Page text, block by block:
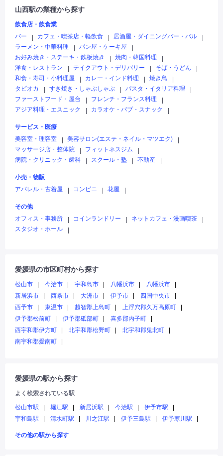
山西駅の業種から探す
飲食店・飲食業
バー
カフェ・喫茶店・軽飲食 居酒屋・ダイニングバー・バル
ラーメン・中華料理
パン屋・ケーキ屋
お好み焼き・ステーキ・鉄板焼き
焼肉・韓国料理
洋食・レストラン
テイクアウト・デリバリー そば・うどん
和食・寿司・小料理屋
カレー・インド料理 焼き鳥
タピオカ
すき焼き・しゃぶしゃぶ パスタ・イタリア料理
ファーストフード・屋台
フレンチ・フランス料理
アジア料理・エスニック
カラオケ・パブ・スナック
サービス・医療
美容室・理容室
美容サロン(エステ・ネイル・マツエク)
マッサージ店・整体院
フィットネスジム
病院・クリニック・歯科
スクール・塾 不動産
小売・物販
アパレル・古着屋
コンビニ 花屋
その他
オフィス・事務所
コインランドリー ネットカフェ・漫画喫茶
スタジオ・ホール
愛媛県の市区町村から探す
松山市 今治市 宇和島市 八幡浜市
八幡浜市
新居浜市
西条市 大洲市 伊予市
四国中央市
西予市
東温市 越智郡上島町
上浮穴郡久万高原町
伊予郡松前町
伊予郡砥部町
喜多郡内子町
西宇和郡伊方町
北宇和郡松野町
北宇和郡鬼北町
南宇和郡愛南町
愛媛県の駅から探す
よく検索されている駅
松山市駅
堀江駅 新居浜駅 今治駅
伊予市駅
宇和島駅
清水町駅 川之江駅 伊予三島駅 伊予寒川駅
その他の駅から探す